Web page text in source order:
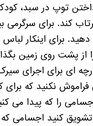
کند. برای سرگرمی
دهید. برای اینکار
پشت روی زمین
ای برای اجرای
نکنید که
را که پیدا
کنید اجسامی که